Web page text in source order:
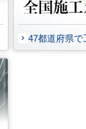
47都道府県で